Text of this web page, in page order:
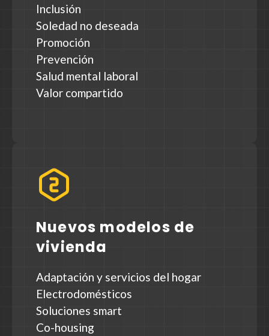
Inclusión
Soledad no deseada
Promoción
Prevención
Salud mental laboral
Valor compartido
Nuevos modelos de
vivienda
Adaptación y servicios del hogar
Electrodomésticos
Soluciones smart
Co-housing